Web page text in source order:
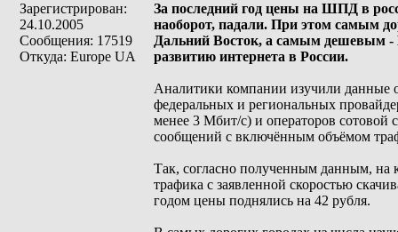
Зарегистрирован:
24.10.2005
Сообщения: 17519
Откуда: Europe UA
За последний год цены на ШПД в
наоборот, падали. При этом самым
Дальний Восток, а самым дешевым
развитию интернета в России.
Аналитики компании изучили данные
федеральных и региональных
менее 3 Мбит/c) и операторов сотовой
сообщений с включённым объёмом
Так, согласно полученным данным, на
трафика с заявленной скоростью
годом цены поднялись на 42 рубля.